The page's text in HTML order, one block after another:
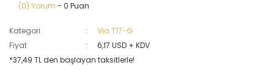
(0) Yorum - 0 Puan
Kategori
Via T17-G
Fiyat
6,17 USD + KDV
*37,49 TL den başlayan taksitlerle!